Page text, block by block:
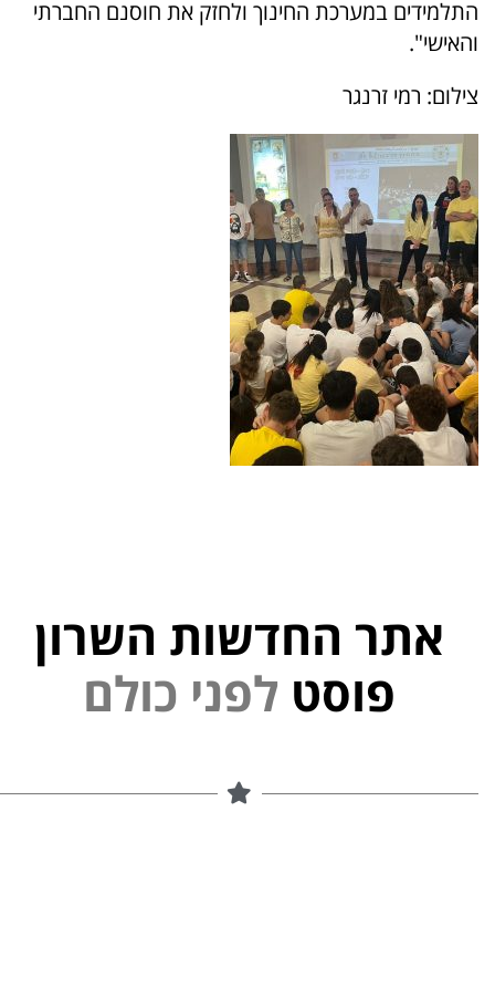
התלמידים במערכת החינוך ולחזק את חוסנם החברתי
והאישי".
צילום: רמי זרנגר
אתר החדשות השרון
פוסט